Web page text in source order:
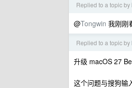
Replied to a topic by
@Tongwin 我刚刚
Replied to a topic by
升级 macOS 27
这个问题与搜狗输